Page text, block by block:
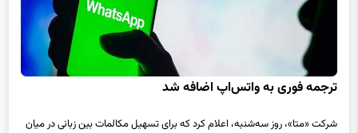
ترجمه فوری به واتس‌اپ اضافه شد
شرکت «متا»، روز سه‌شنبه، اعلام کرد که برای تسهیل مکالمات بین زبانی در میان
بیش از سه میلیارد کاربر واتس‌اپ، قابلیت ترجمه برای این سرویس...